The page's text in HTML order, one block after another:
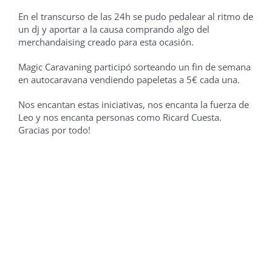
En el transcurso de las 24h se pudo pedalear al ritmo de
un dj y aportar a la causa comprando algo del
merchandaising creado para esta ocasión.
Magic Caravaning participó sorteando un fin de semana
en autocaravana vendiendo papeletas a 5€ cada una.
Nos encantan estas iniciativas, nos encanta la fuerza de
Leo y nos encanta personas como Ricard Cuesta.
Gracias por todo!